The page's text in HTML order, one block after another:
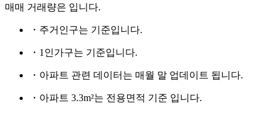
매매 거래량은 입니다.
・주거인구는 기준입니다.
・1인가구는 기준입니다.
・아파트 관련 데이터는 매월 말 업데이트 됩니다.
・아파트 3.3m²는 전용면적 기준 입니다.